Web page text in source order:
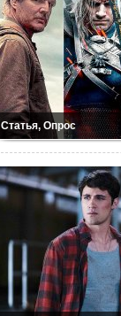
Статья, Опрос